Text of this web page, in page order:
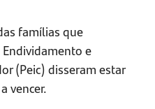
famílias que
e
(Peic) disseram estar
vencer.